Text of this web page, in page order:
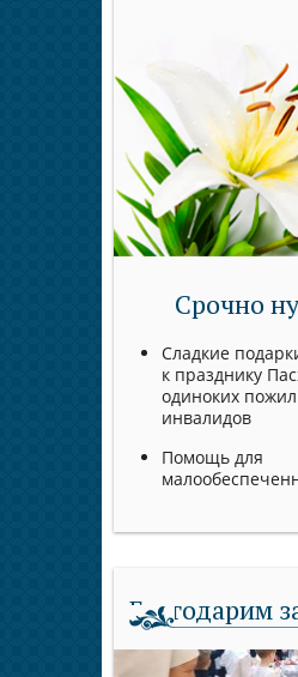
Срочно
Сладкие
к празднику
одиноких
инвалидов
Помощь для
Благодарим